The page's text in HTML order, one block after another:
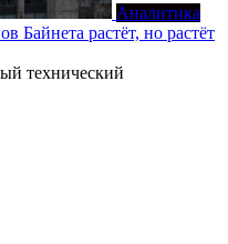
Аналитика
Байнета растёт, но растёт
технический